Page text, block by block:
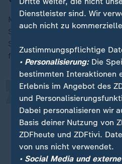
Mit dem 1. Juni beginnt zwar
Sommer, doch sommerliches
Start in die neue Woche
flächendeckend ein.
Nur weil es auf
da ist
nicht, dass es da
Sommerwerte gibt.
„
DWD-Meteorologin Cathleen
Dienstleister sind. Wir
auch nicht zu
Zustimmungspflichtige
• Personalisierung:Die
bestimmten Interaktionen
Erlebnis im Angebot des
und
Dabei personalisieren wir
Basis deiner Nutzung von
ZDFheute und ZDFtivi.
von uns nicht verwendet.
• Social Media und